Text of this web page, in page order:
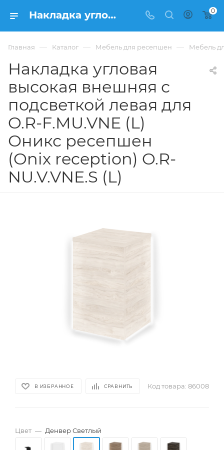
Накладка угловая высокая внешняя с подсветкой левая для O.R-F.MU.VNE (L) Оникс ресепшен (Onix reception) O.R-NU.V.VNE.S (L) из ЛДСП купить в Москве, цена 12 714 ₽. - интернет-магазин ФРАНКОМ 0
Главная — Каталог — Мебель для ресепшен — Мебель
Накладка угловая
высокая внешняя с
подсветкой левая для
O.R-F.MU.VNE (L)
Оникс ресепшен
(Onix reception) O.R-
NU.V.VNE.S (L)
В ИЗБРАННОЕ СРАВНИТЬ Код товара: 86008
Цвет — Денвер Светлый